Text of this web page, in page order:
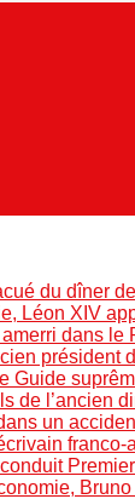
du dîner
Léon XIV
dans le
président
Guide
de l’ancien
un